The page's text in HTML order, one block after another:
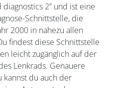
2” und ist eine
Schnittstelle, die
2000 in nahezu allen
findest diese Schnittstelle
leicht zugänglich auf der
Lenkrads. Genauere
kannst du auch der